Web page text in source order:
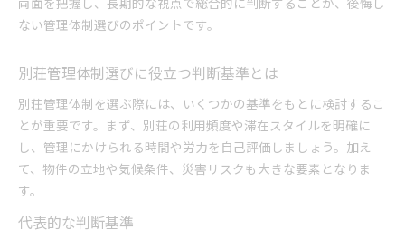
ない管理体制選びのポイントです。
別荘管理体制選びに役立つ判断基準とは
別荘管理体制を選ぶ際には、いくつかの基準をもとに検討するこ
とが重要です。まず、別荘の利用頻度や滞在スタイルを明確に
し、管理にかけられる時間や労力を自己評価しましょう。加え
て、物件の立地や気候条件、災害リスクも大きな要素となりま
す。
代表的な判断基準